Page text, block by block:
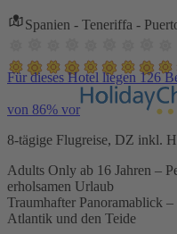
Spanien - Teneriffa -
Für dieses Hotel liegen 126
von 86% vor
8-tägige Flugreise, DZ inkl.
Adults Only ab 16 Jahren –
erholsamen Urlaub
Traumhafter Panoramablick
Atlantik und den Teide